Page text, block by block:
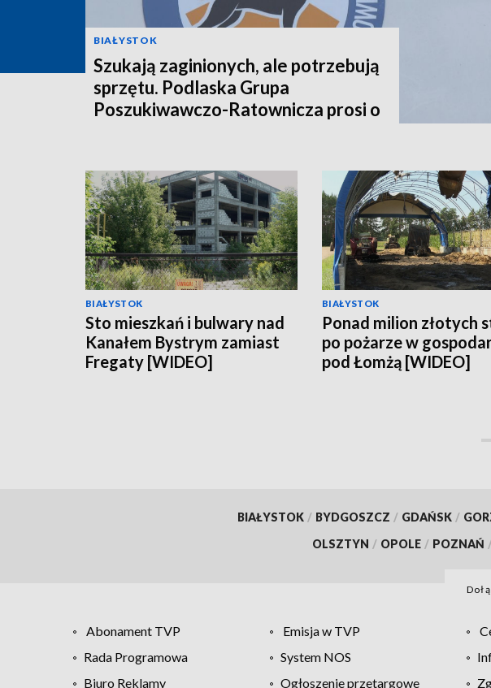
BIAŁYSTOK
Szukają zaginionych, ale potrzebują
sprzętu. Podlaska Grupa
Poszukiwawczo-Ratownicza prosi o
BIAŁYSTOK
Sto mieszkań i bulwary nad
Kanałem Bystrym zamiast
Fregaty [WIDEO]
BIAŁYSTOK
Ponad milion złotych
po pożarze w
pod Łomżą [WIDEO]
BIAŁYSTOK / BYDGOSZCZ / GDAŃSK /
OLSZTYN / OPOLE / POZNAŃ
Abonament TVP Emisja w TVP
Rada Programowa
System NOS
Biuro Reklamy
Ogłoszenie przetargowe